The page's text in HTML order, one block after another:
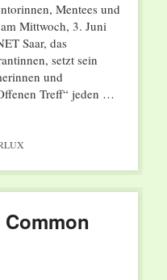
Mentees und
Mittwoch, 3. Juni
Saar, das
setzt sein
und
Treff“ jeden …